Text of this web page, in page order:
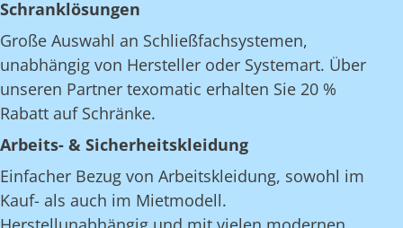
Schranklösungen
Große Auswahl an Schließfachsystemen,
unabhängig von Hersteller oder Systemart. Über
unseren Partner texomatic erhalten Sie 20 %
Rabatt auf Schränke.
Arbeits- & Sicherheitskleidung
Einfacher Bezug von Arbeitskleidung, sowohl im
Kauf- als auch im Mietmodell.